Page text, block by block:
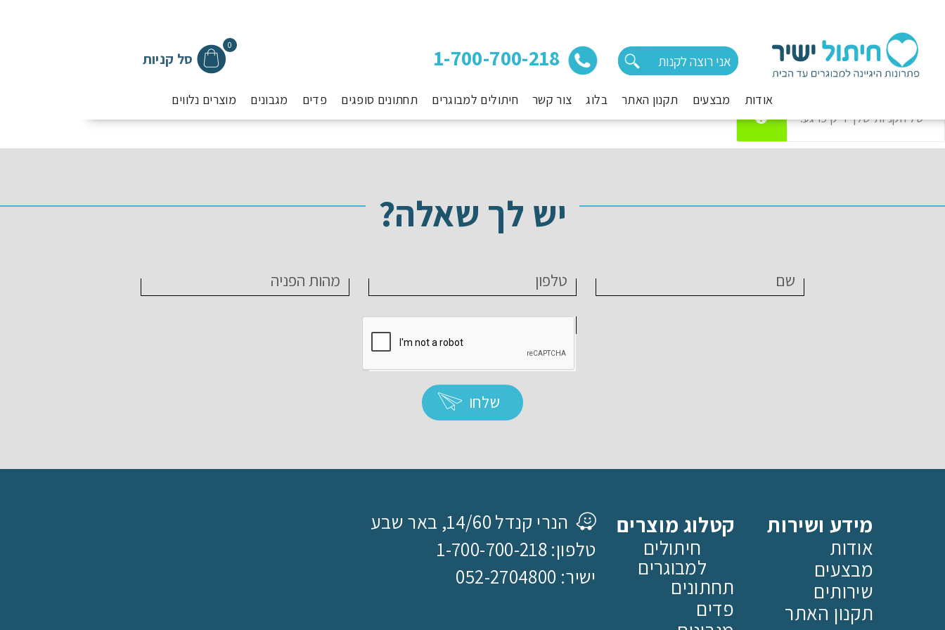
1-700-700-218 סל קניות
0
אודות מבצעים תקנון האתר בלוג צור קשר חיתולים למבוגרים תחתונים סופגים פדים מגבונים
מוצרים נלווים
סל הקניות שלך ריק כרגע.
יש לך שאלה?
שלחו
מידע ושירות
אודות
מבצעים
שירותים
תקנון האתר
קטלוג מוצרים
חיתולים
למבוגרים
תחתונים
פדים
הנרי קנדל 14/60, באר שבע
טלפון: 1-700-700-218
ישיר: 052-2704800